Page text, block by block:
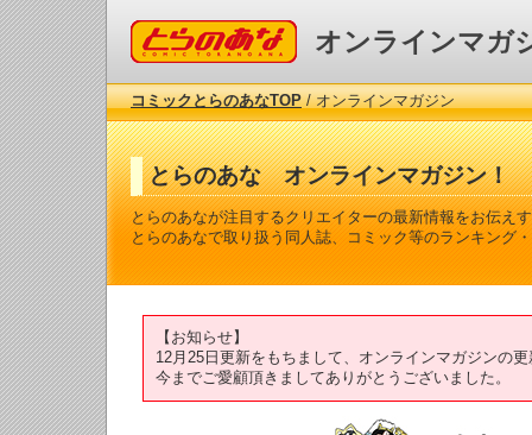
コミックとらのあな オンラインマガ
コミックとらのあなTOP/ オンラインマガジン
とらのあな オンラインマガジン！
とらのあなが注目するクリエイターの最新情報をお伝え
とらのあなで取り扱う同人誌、コミック等のランキング
【お知らせ】
12月25日更新をもちまして、オンラインマガジンの
今までご愛顧頂きましてありがとうございました。